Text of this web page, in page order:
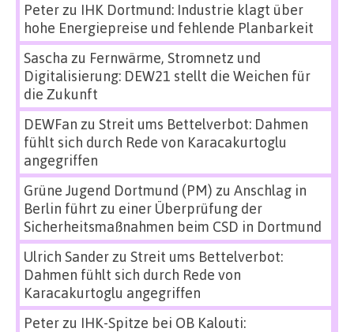
Peterzu IHK Dortmund: Industrie klagt über
hohe Energiepreise und fehlende Planbarkeit
Sascha zu Fernwärme, Stromnetz und
Digitalisierung: DEW21 stellt die Weichen für
die Zukunft
DEWFan zu Streit ums Bettelverbot: Dahmen
fühlt sich durch Rede von Karacakurtoglu
angegriffen
Grüne Jugend Dortmund (PM) zu Anschlag in
Berlin führt zu einer Überprüfung der
Sicherheitsmaßnahmen beim CSD in Dortmund
Ulrich Sanderzu Streit ums Bettelverbot:
Dahmen fühlt sich durch Rede von
Karacakurtoglu angegriffen
Peterzu IHK-Spitze bei OB Kalouti: